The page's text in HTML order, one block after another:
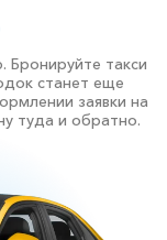
Бронируйте такси
станет еще
заявки на
туда и обратно.